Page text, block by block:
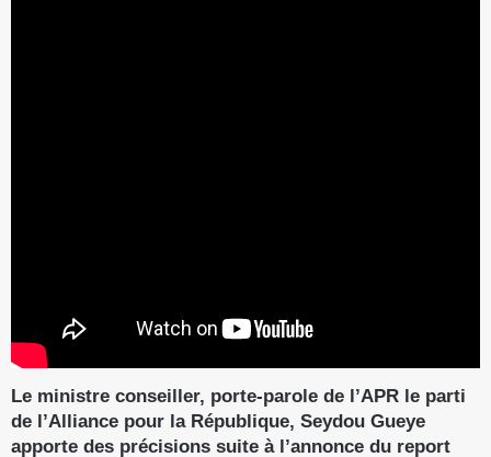
Le ministre conseiller, porte-parole de l’APR le parti
de l’Alliance pour la République, Seydou Gueye
apporte des précisions suite à l’annonce du report